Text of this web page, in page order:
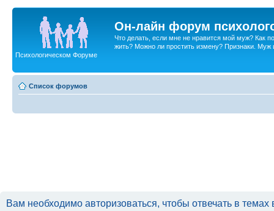
Он-лайн форум
Что делать, если мне не нравится мой муж? Как
жить? Можно ли простить измену? Признаки. Муж
Психологическом Форуме
Список форумов
Вам необходимо авторизоваться, чтобы отвечать в